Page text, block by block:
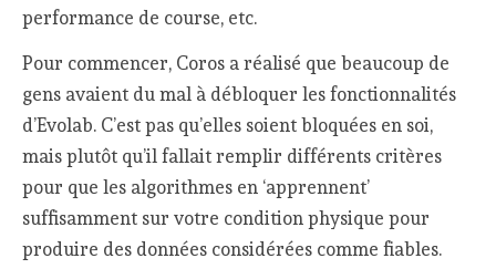
performance de course, etc.
Pour commencer, Coros a réalisé que beaucoup de
gens avaient du mal à débloquer les fonctionnalités
d’Evolab. C’est pas qu’elles soient bloquées en soi,
mais plutôt qu’il fallait remplir différents critères
pour que les algorithmes en ‘apprennent’
suffisamment sur votre condition physique pour
produire des données considérées comme fiables.